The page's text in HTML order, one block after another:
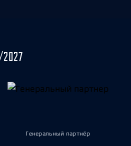
Генеральный партнёр